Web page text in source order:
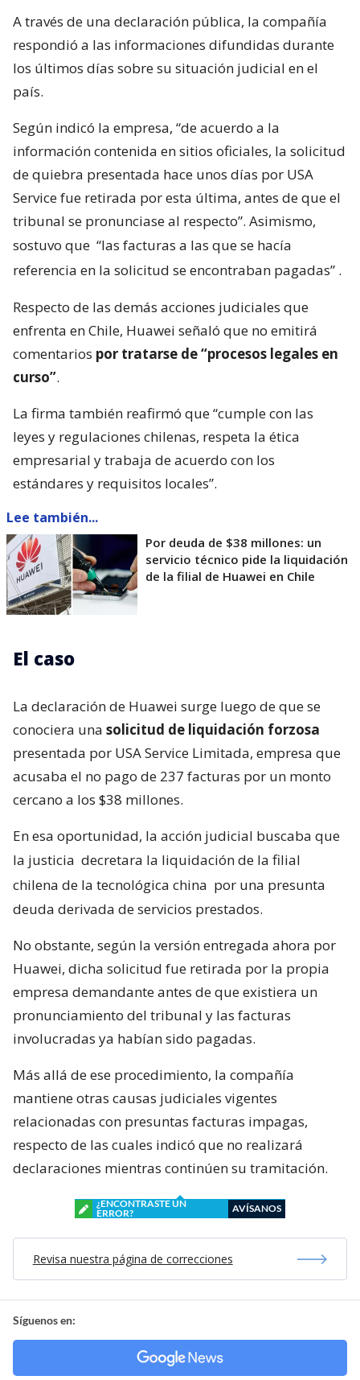
A través de una declaración pública, la compañía
respondió a las informaciones difundidas durante
los últimos días sobre su situación judicial en el
país.
Según indicó la empresa, “de acuerdo a la
información contenida en sitios oficiales, la solicitud
de quiebra presentada hace unos días por USA
Service fue retirada por esta última, antes de que el
tribunal se pronunciase al respecto”. Asimismo,
sostuvo que “las facturas a las que se hacía
referencia en la solicitud se encontraban pagadas” .
Respecto de las demás acciones judiciales que
enfrenta en Chile, Huawei señaló que no emitirá
comentarios por tratarse de “procesos legales en
curso”.
La firma también reafirmó que “cumple con las
leyes y regulaciones chilenas, respeta la ética
empresarial y trabaja de acuerdo con los
estándares y requisitos locales”.
Lee también...
Por deuda de $38 millones: un
servicio técnico pide la liquidación
de la filial de Huawei en Chile
El caso
La declaración de Huawei surge luego de que se
conociera una solicitud de liquidación forzosa
presentada por USA Service Limitada, empresa que
acusaba el no pago de 237 facturas por un monto
cercano a los $38 millones.
En esa oportunidad, la acción judicial buscaba que
la justicia decretara la liquidación de la filial
chilena de la tecnológica china por una presunta
deuda derivada de servicios prestados.
No obstante, según la versión entregada ahora por
Huawei, dicha solicitud fue retirada por la propia
empresa demandante antes de que existiera un
pronunciamiento del tribunal y las facturas
involucradas ya habían sido pagadas.
Más allá de ese procedimiento, la compañía
mantiene otras causas judiciales vigentes
relacionadas con presuntas facturas impagas,
respecto de las cuales indicó que no realizará
declaraciones mientras continúen su tramitación.
¿ENCONTRASTE UN
ERROR?
AVÍSANOS
Revisa nuestra página de correcciones
Síguenos en: